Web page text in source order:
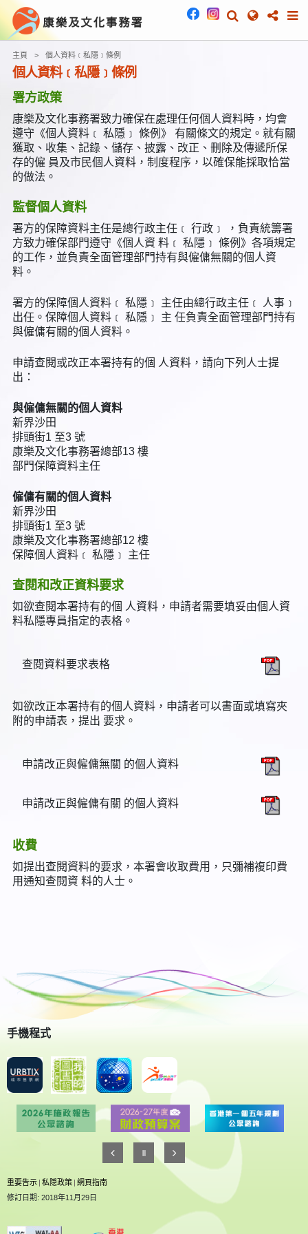
主頁 個人資料﹝私隱﹞條例
個人資料﹝私隱﹞條例
署方政策
康樂及文化事務署致力確保在處理任何個人資料時，均會
遵守《個人資料﹝ 私隱﹞ 條例》 有關條文的規定。就有關
獲取、收集、記錄、儲存、披露、改正、刪除及傳遞所保
存的僱 員及市民個人資料，制度程序，以確保能採取恰當
的做法。
監督個人資料
署方的保障資料主任是總行政主任﹝ 行政﹞ ，負責統籌署
方致力確保部門遵守《個人資 料﹝ 私隱﹞ 條例》各項規定
的工作，並負責全面管理部門持有與僱傭無關的個人資
料。
署方的保障個人資料﹝ 私隱﹞ 主任由總行政主任﹝ 人事﹞
出任。保障個人資料﹝ 私隱﹞ 主 任負責全面管理部門持有
與僱傭有關的個人資料。
申請查閱或改正本署持有的個 人資料，請向下列人士提
出：
與僱傭無關的個人資料
新界沙田
排頭街1 至3 號
康樂及文化事務署總部13 樓
部門保障資料主任
僱傭有關的個人資料
新界沙田
排頭街1 至3 號
康樂及文化事務署總部12 樓
保障個人資料﹝ 私隱﹞ 主任
查閱和改正資料要求
如欲查閱本署持有的個 人資料，申請者需要填妥由個人資
料私隱專員指定的表格。
查閱資料要求表格
如欲改正本署持有的個人資料，申請者可以書面或填寫夾
附的申請表，提出 要求。
申請改正與僱傭無關 的個人資料
申請改正與僱傭有關 的個人資料
收費
如提出查閱資料的要求，本署會收取費用，只彌補複印費
用通知查閱資 料的人士。
手機程式
重要告示 | 私隠政策 | 網頁指南
修訂日期: 2018年11月29日